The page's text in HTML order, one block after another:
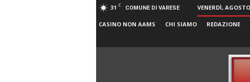
31 C COMUNE DI VARESE VENERDÌ,
CASINO NON AAMS CHI SIAMO REDAZIONE